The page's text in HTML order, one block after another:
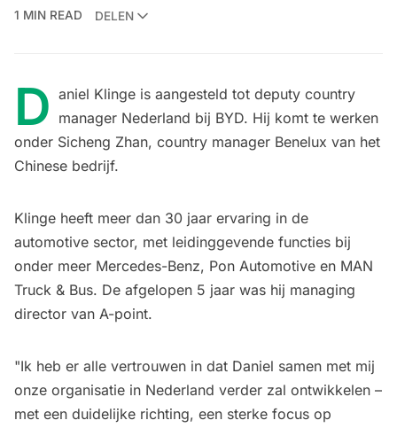
1 MIN READ
DELEN
D aniel Klinge is aangesteld tot deputy country
manager Nederland bij BYD. Hij komt te werken
onder Sicheng Zhan, country manager Benelux van het
Chinese bedrijf.
Klinge heeft meer dan 30 jaar ervaring in de
automotive sector, met leidinggevende functies bij
onder meer Mercedes-Benz, Pon Automotive en MAN
Truck & Bus. De afgelopen 5 jaar was hij managing
director van A-point.
"Ik heb er alle vertrouwen in dat Daniel samen met mij
onze organisatie in Nederland verder zal ontwikkelen –
met een duidelijke richting, een sterke focus op